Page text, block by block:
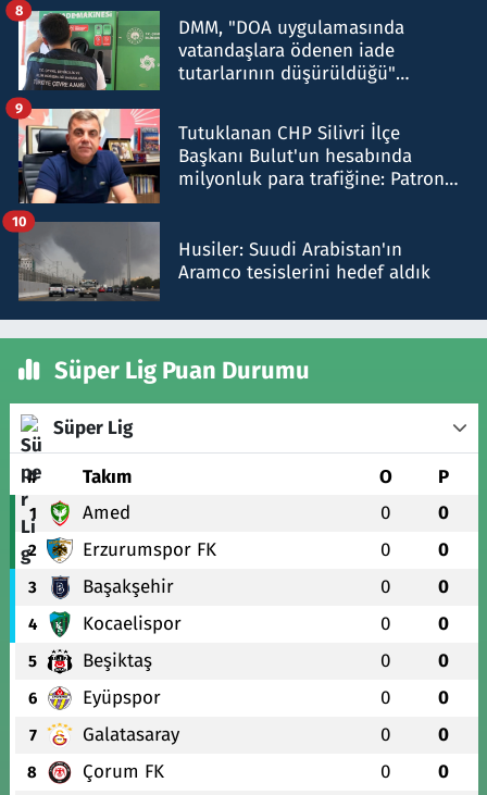
DMM, "DOA uygulamasında
vatandaşlara ödenen iade
tutarlarının düşürüldüğü"
8
Tutuklanan CHP Silivri İlçe
Başkanı Bulut'un hesabında
milyonluk para trafiğine: Patron
9
Husiler: Suudi Arabistan'ın
Aramco tesislerini hedef aldık
10
Süper Lig Puan Durumu
Süper Lig
# Takım O P
1 Amed 0 0
2 Erzurumspor FK 0 0
3 Başakşehir 0 0
4 Kocaelispor 0 0
5 Beşiktaş 0 0
6 Eyüpspor 0 0
7 Galatasaray 0 0
8 Çorum FK 0 0